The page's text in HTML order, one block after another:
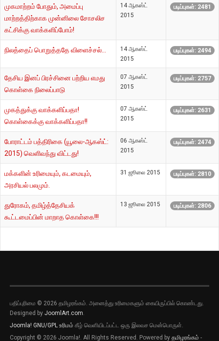
முகமாற்றம் போதும், அமைப்பு
மாற்றத்திற்காக முன்னிலை சோசலிச
கட்சிக்கு வாக்களிப்போம்!
14 ஆகஸ்ட்
2015
படிப்புகள்: 2481
நிலத்தைப் பொறுத்ததே விளைச்சல்...
14 ஆகஸ்ட்
2015
படிப்புகள்: 2494
தேசிய இனப் பிரச்சினை பற்றிய எமது
கொள்கை நிலைப்பாடு
07 ஆகஸ்ட்
2015
படிப்புகள்: 2757
முகத்துக்கு வாக்களிப்பதா!
கொள்கைக்கு வாக்களிப்பதா!!
07 ஆகஸ்ட்
2015
படிப்புகள்: 2631
போராட்டம் பத்திரிகை (யூலை-ஆகஸ்ட்:
2015) வெளிவந்து விட்டது!
06 ஆகஸ்ட்
2015
படிப்புகள்: 2474
மக்களின் உரிமையும், கடமையும்,
அரசியல் பலமும்.
31 ஜூலை 2015 படிப்புகள்: 2810
துரோகம், தமிழ்த்தேசியக்
கூட்டமைப்பின் மாறாத கொள்கை!!!
13 ஜூலை 2015 படிப்புகள்: 2806
பதிப்புரிமை © 2026 தமிழரங்கம். அனைத்து உரிமைகளும் கையிருப்பில் கொண்டது.
Designed by JoomlArt.com.
Joomla! GNU/GPL உரிமம் கீழ் வெளியிடப்பட்ட ஒரு இலவச மென்பொருள்.
Copyright © 2026 Joomla!. All Rights Reserved. Powered by தமிழரங்கம் -